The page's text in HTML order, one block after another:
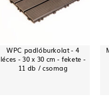
WPC padlóburkolat - 4
léces - 30 x 30 cm - fekete -
11 db / csomag